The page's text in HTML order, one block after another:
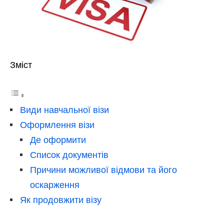
Зміст
Види навчальної візи
Оформлення візи
Де оформити
Список документів
Причини можливої відмови та його
оскарження
Як продовжити візу